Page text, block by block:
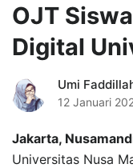
OJT
Digital
Umi
12 Januari
Jakarta,
Universitas Nusa